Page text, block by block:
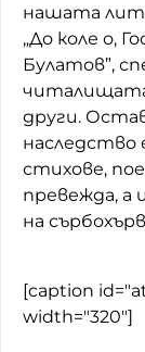
нашата
„До коле о,
Булатов”,
други.
наследство
стихове,
превежда, а
на
[caption
width="320"]